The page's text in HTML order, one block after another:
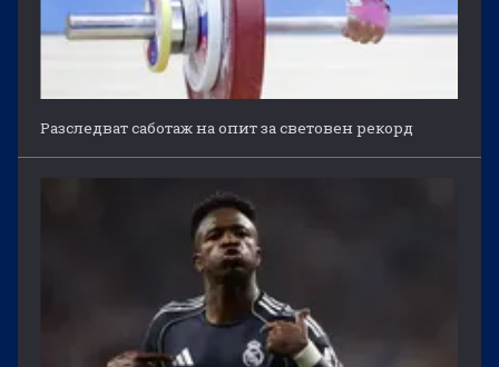
Разследват саботаж на опит за световен рекорд